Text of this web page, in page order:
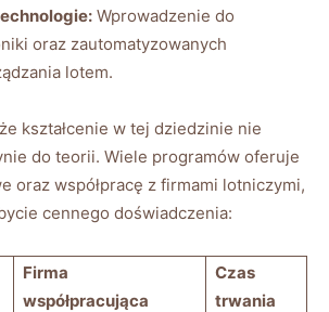
Wprowadzenie do
oraz zautomatyzowanych
lotem.
kształcenie w tej dziedzinie nie
do teorii. Wiele programów oferuje
oraz współpracę z firmami lotniczymi,
cennego doświadczenia:
Firma
współpracująca
Czas
trwania